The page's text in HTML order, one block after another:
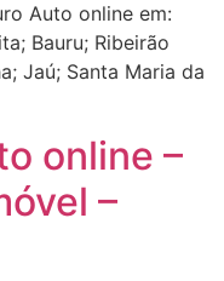
Auto online em:
Bauru; Ribeirão
Jaú; Santa Maria da
online –
–